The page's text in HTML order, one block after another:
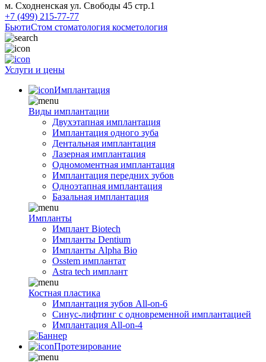
м. Сходненская ул. Свободы 45 стр.1
+7 (499) 215-77-77
БьютиСтом стоматология косметология
Услуги и цены
Имплантация
Виды имплантации
Двухэтапная имплантация
Имплантация одного зуба
Дентальная имплантация
Лазерная имплантация
Одномоментная имплантация
Имплантация передних зубов
Одноэтапная имплантация
Базальная имплантация
Импланты
Имплант Biotech
Импланты Dentium
Импланты Alpha Bio
Osstem имплантат
Astra tech имплант
Костная пластика
Имплантация зубов All-on-6
Синус-лифтинг с одновременной имплантацией
Имплантация All-on-4
Протезирование